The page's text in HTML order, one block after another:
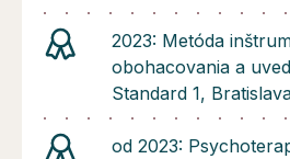
2023: Metóda
obohacovania a
Standard 1,
od 2023: